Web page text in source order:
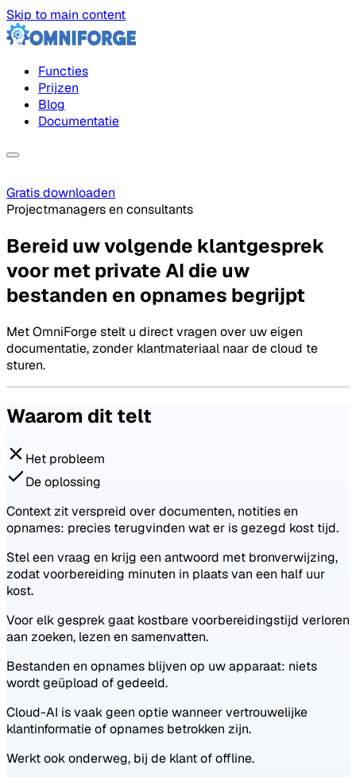
Skip to main content
Functies
Prijzen
Blog
Documentatie
Gratis downloaden
Projectmanagers en consultants
Bereid uw volgende klantgesprek
voor met private AI die uw
bestanden en opnames begrijpt
Met OmniForge stelt u direct vragen over uw eigen
documentatie, zonder klantmateriaal naar de cloud te
sturen.
Waarom dit telt
Het probleem
De oplossing
Context zit verspreid over documenten, notities en
opnames: precies terugvinden wat er is gezegd kost tijd.
Stel een vraag en krijg een antwoord met bronverwijzing,
zodat voorbereiding minuten in plaats van een half uur
kost.
Voor elk gesprek gaat kostbare voorbereidingstijd verloren
aan zoeken, lezen en samenvatten.
Bestanden en opnames blijven op uw apparaat: niets
wordt geüpload of gedeeld.
Cloud-AI is vaak geen optie wanneer vertrouwelijke
klantinformatie of opnames betrokken zijn.
Werkt ook onderweg, bij de klant of offline.